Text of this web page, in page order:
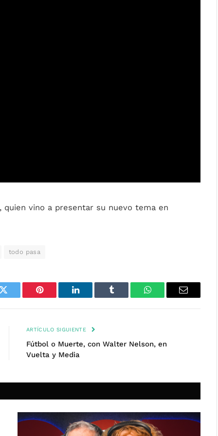
vino a presentar su nuevo tema en
todo pasa
Twitter Pinterest LinkedIn Tumblr WhatsAppEmail
ARTÍCULO SIGUIENTE
Fútbol o Muerte, con Walter Nelson, en
Vuelta y Media